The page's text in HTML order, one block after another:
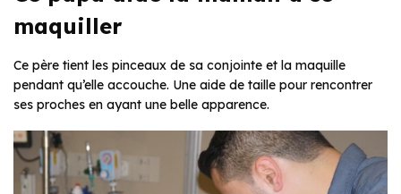
maquiller
Ce père tient les pinceaux de sa conjointe et la maquille
pendant qu’elle accouche. Une aide de taille pour rencontrer
ses proches en ayant une belle apparence.